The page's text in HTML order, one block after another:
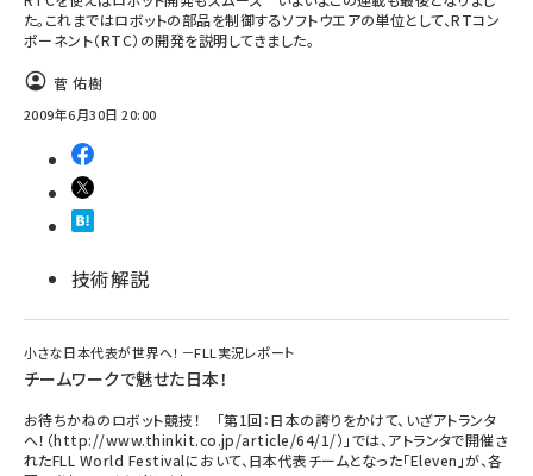
た。これまではロボットの部品を制御するソフトウエアの単位として、RTコン
ポーネント（RTC）の開発を説明してきました。
菅 佑樹
2009年6月30日 20:00
技術解説
小さな日本代表が世界へ！－FLL実況レポート
チームワークで魅せた日本！
お待ちかねのロボット競技！ 「第1回：日本の誇りをかけて、いざアトランタ
へ！（http://www.thinkit.co.jp/article/64/1/）」では、アトランタで開催さ
れたFLL World Festivalにおいて、日本代表チームとなった「Eleven」が、各